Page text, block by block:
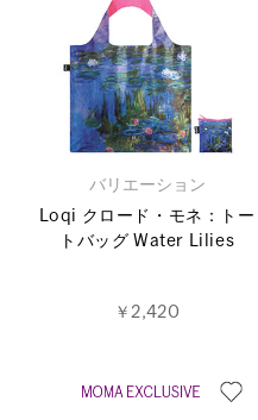
バリエーション
Loqi クロード・モネ：トー
トバッグ Water Lilies
￥2,420